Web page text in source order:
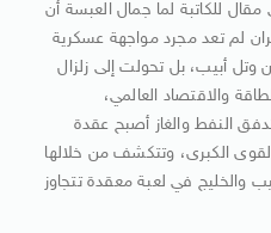
للكاتبة لما جمال العبسة أن
لم تعد مجرد مواجهة عسكرية
وتل أبيب، بل تحولت إلى زلزال
والاقتصاد العالمي،
النفط والغاز أصبح عقدة
الكبرى، وتتكشف من خلالها
في لعبة معقدة تتجاوز